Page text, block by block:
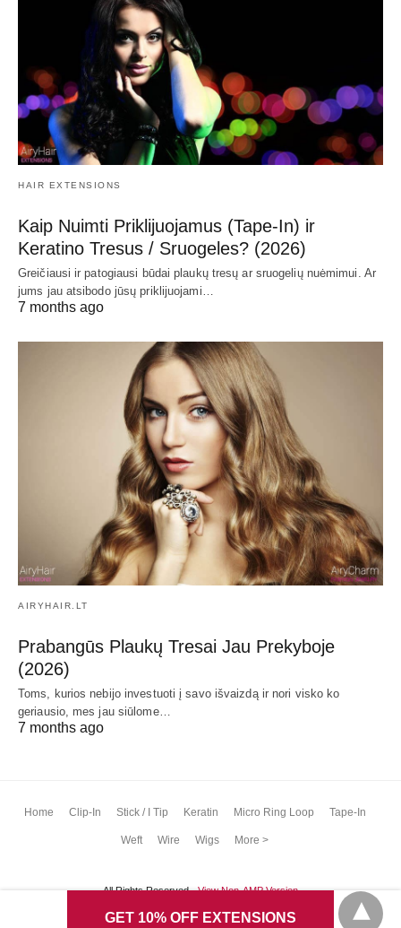
HAIR EXTENSIONS
Kaip Nuimti Priklijuojamus (Tape-In) ir
Keratino Tresus / Sruogeles? (2026)
Greičiausi ir patogiausi būdai plaukų tresų ar sruogelių nuėmimui. Ar
jums jau atsibodo jūsų priklijuojami…
7 months ago
AIRYHAIR.LT
Prabangūs Plaukų Tresai Jau Prekyboje
(2026)
Toms, kurios nebijo investuoti į savo išvaizdą ir nori visko ko
geriausio, mes jau siūlome…
7 months ago
Home Clip-In Stick / I Tip Keratin Micro Ring Loop Tape-In
Weft Wire Wigs More >
All Rights Reserved View Non-AMP Version
GET 10% OFF EXTENSIONS